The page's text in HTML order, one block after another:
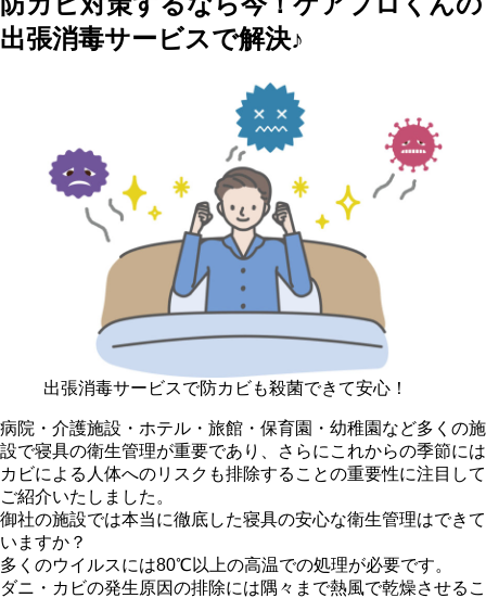
出張消毒サービスで解決♪
出張消毒サービスで防カビも殺菌できて安心！
病院・介護施設・ホテル・旅館・保育園・幼稚園など多くの施
設で寝具の衛生管理が重要であり、さらにこれからの季節には
カビによる人体へのリスクも排除することの重要性に注目して
ご紹介いたしました。
御社の施設では本当に徹底した寝具の安心な衛生管理はできて
いますか？
多くのウイルスには80℃以上の高温での処理が必要です。
ダニ・カビの発生原因の排除には隅々まで熱風で乾燥させるこ